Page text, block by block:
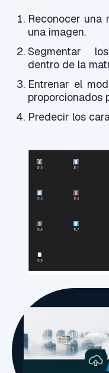
Reconocer una
una imagen.
Segmentar
dentro de la
Entrenar el
proporcionados
Predecir los